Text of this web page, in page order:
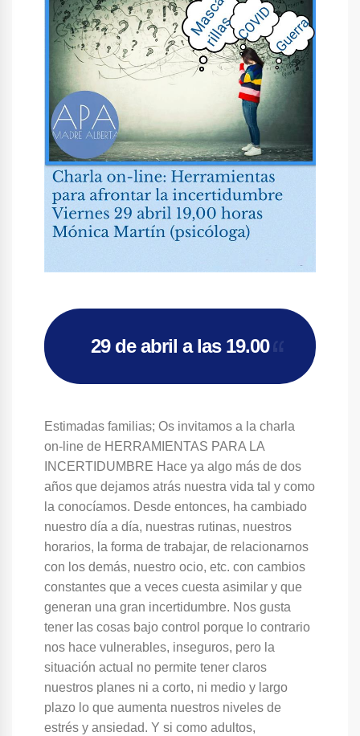
29 de abril a las 19.00
Estimadas familias; Os invitamos a la charla
on-line de HERRAMIENTAS PARA LA
INCERTIDUMBRE Hace ya algo más de dos
años que dejamos atrás nuestra vida tal y como
la conocíamos. Desde entonces, ha cambiado
nuestro día a día, nuestras rutinas, nuestros
horarios, la forma de trabajar, de relacionarnos
con los demás, nuestro ocio, etc. con cambios
constantes que a veces cuesta asimilar y que
generan una gran incertidumbre. Nos gusta
tener las cosas bajo control porque lo contrario
nos hace vulnerables, inseguros, pero la
situación actual no permite tener claros
nuestros planes ni a corto, ni medio y largo
plazo lo que aumenta nuestros niveles de
estrés y ansiedad. Y si como adultos,